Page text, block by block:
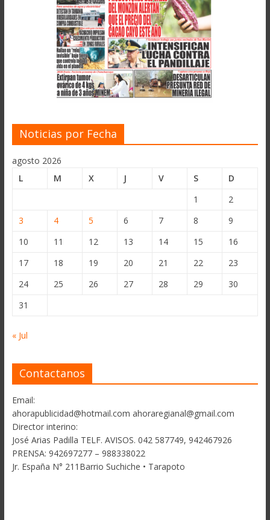
Noticias por Fecha
agosto 2026
L
M X J V S
D
1
2
3
4 5 6 7 8
9
10
11 12 13 14 15
16
17
18 19 20 21 22
23
24
25 26 27 28 29
30
31
« Jul
Contactanos
Email:
ahorapublicidad@hotmail.com ahoraregianal@gmail.com
Director interino:
José Arias Padilla TELF. AVISOS. 042 587749, 942467926
PRENSA: 942697277 – 988338022
Jr. España N° 211Barrio Suchiche • Tarapoto